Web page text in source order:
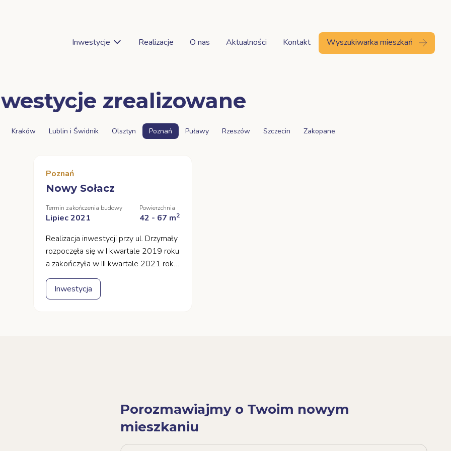
Inwestycje Realizacje O nas Aktualności Kontakt Wyszukiwarka mieszkań
zrealizowane
Kraków Lublin i Świdnik Olsztyn Poznań Puławy Rzeszów Szczecin Zakopane
Poznań
Nowy Sołacz
Termin zakończenia budowy
Lipiec 2021
Powierzchnia
42 - 67 m2
Realizacja inwestycji przy ul. Drzymały
rozpoczęła się w I kwartale 2019 roku
a zakończyła w III kwartale 2021 roku.
Kameralny budynek składa się z trzech
kondygnacji na których
rozlokowaliśmy 60 lokali
na rowery. W budynku
zaprojektowano dwie klatki
schodowe oraz windy, które poruszają
Inwestycja
Porozmawiajmy o Twoim nowym
mieszkaniu